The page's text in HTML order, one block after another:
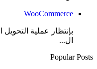
WooCommerce
بإنتظار عملية
ال...
Popular Posts